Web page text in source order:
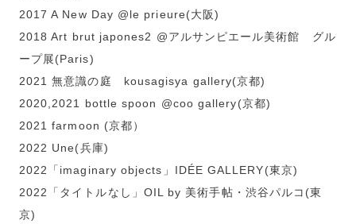
2017 A New Day @le prieure(大阪)
2018 Art brut japones2 @アルサンピエール美術館 グル
ープ展(Paris)
2021 無意識の庭 kousagisya gallery(京都)
2020,2021 bottle spoon @coo gallery(京都)
2021 farmoon (京都）
2022 Une(兵庫)
2022「imaginary objects」IDÉE GALLERY(東京)
2022「タイトルなし」OIL by 美術手帖・渋谷パルコ(東
京)